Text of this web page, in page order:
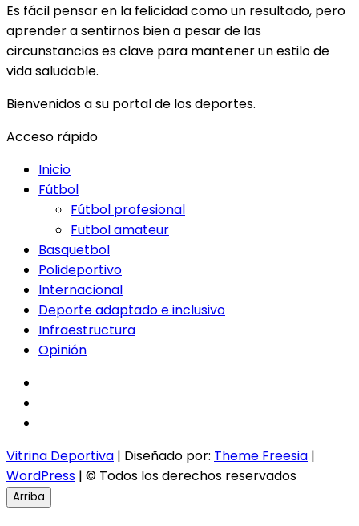
Es fácil pensar en la felicidad como un resultado, pero
aprender a sentirnos bien a pesar de las
circunstancias es clave para mantener un estilo de
vida saludable.
Bienvenidos a su portal de los deportes.
Acceso rápido
Inicio
Fútbol
Fútbol profesional
Futbol amateur
Basquetbol
Polideportivo
Internacional
Deporte adaptado e inclusivo
Infraestructura
Opinión
Vitrina Deportiva | Diseñado por: Theme Freesia |
WordPress | © Todos los derechos reservados
Arriba